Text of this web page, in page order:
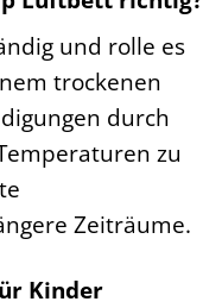
und rolle es
trockenen
durch
zu
Zeiträume.
Kinder